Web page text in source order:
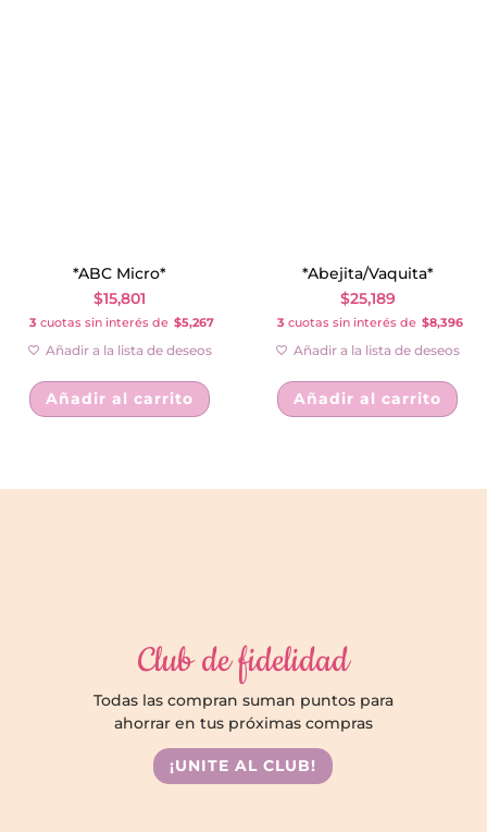
*ABC Micro*
$15,801
3 cuotas sin interés de $5,267
Añadir a la lista de deseos
Añadir al carrito
*Abejita/Vaquita*
$25,189
3 cuotas sin interés de $8,396
Añadir a la lista de deseos
Añadir al carrito
Club de fidelidad
Todas las compran suman puntos para
ahorrar en tus próximas compras
¡UNITE AL CLUB!